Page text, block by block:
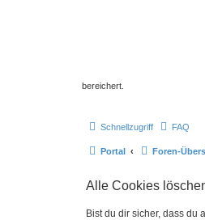
bereichert.
Schnellzugriff FAQ
Portal Foren-
Alle Cookies
Bist du dir sicher, dass du